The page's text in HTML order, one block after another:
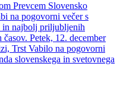
Prevcem Slovensko
na pogovorni večer s
in najbolj priljubljenih
Petek, 12. december
Trst Vabilo na pogovorni
slovenskega in svetovnega